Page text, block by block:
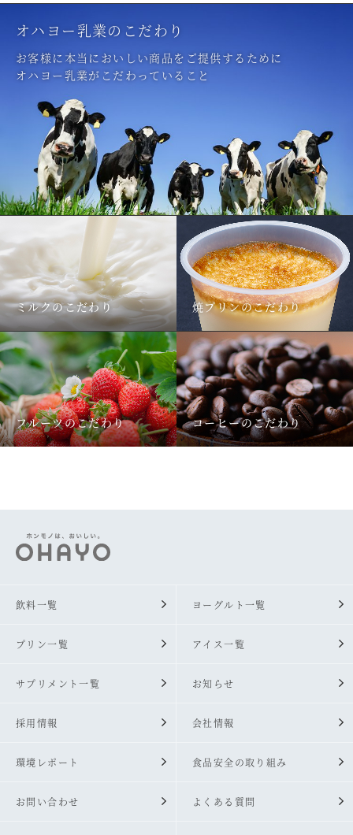
オハヨー乳業のこだわり
お客様に本当においしい商品をご提供するために
オハヨー乳業がこだわっていること
ミルクのこだわり 焼プリンのこだわり
フルーツのこだわり コーヒーのこだわり
飲料一覧 ヨーグルト一覧
プリン一覧 アイス一覧
サプリメント一覧 お知らせ
採用情報 会社情報
環境レポート 食品安全の取り組み
お問い合わせ よくある質問